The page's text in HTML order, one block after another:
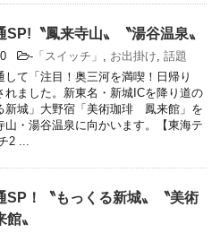
SP!〝鳳来寺山〟〝湯谷温泉〟
- 「スイッチ」 お出掛け 話題
して「注目！奥三河を満喫！日帰り
れました。新東名・新城ICを降り道の
新城」大野宿「美術珈琲 鳳来館」を
山・湯谷温泉に向かいます。【東海テ
2 ...
SP！〝もっくる新城〟〝美術
〟